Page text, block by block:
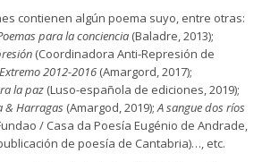
contienen algún poema suyo, entre otras:
para la conciencia (Baladre, 2013);
(Coordinadora Anti-Represión de
2012-2016 (Amargord, 2017);
la paz (Luso-española de ediciones, 2019);
& Harragas (Amargod, 2019);A sangue dos ríos
/ Casa da Poesía Eugénio de Andrade,
de poesía de Cantabria)…, etc.